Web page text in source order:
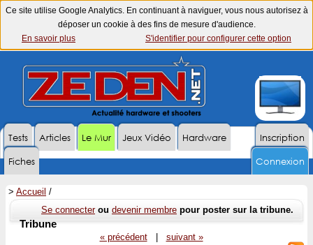
Ce site utilise Google Analytics. En continuant à naviguer, vous nous autorisez à
déposer un cookie à des fins de mesure d'audience.
En savoir plus
S'identifier pour configurer cette option
Inscription
Tests Articles Le Mur Jeux Vidéo
Hardware
Fiches
Connexion
> Accueil /
Se connecterou devenir membre pour poster sur la tribune.
Tribune
« précédent| suivant »